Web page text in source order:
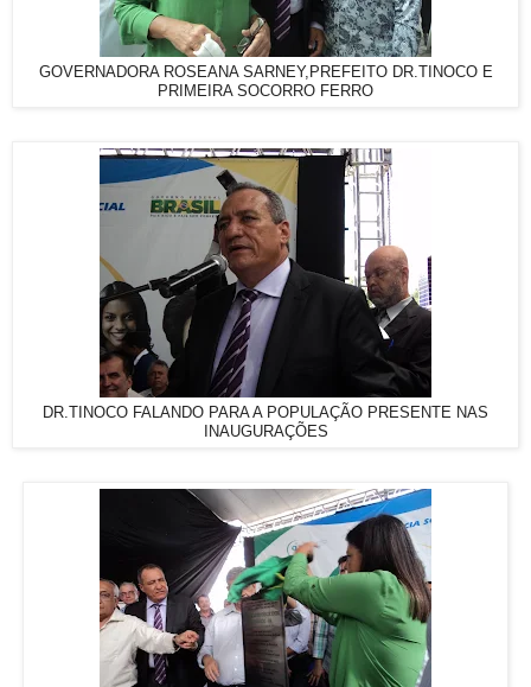
GOVERNADORA ROSEANA SARNEY,PREFEITO DR.TINOCO E
PRIMEIRA SOCORRO FERRO
DR.TINOCO FALANDO PARA A POPULAÇÃO PRESENTE NAS
INAUGURAÇÕES